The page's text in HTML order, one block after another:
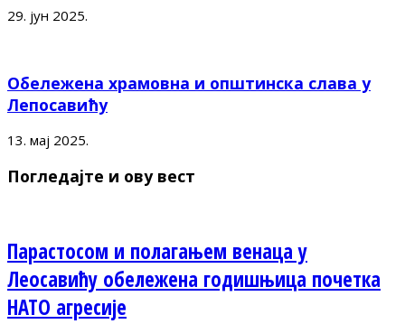
29. јун 2025.
Обележена храмовна и општинска слава у
Лепосавићу
13. мај 2025.
Погледајте и ову вест
Парастосом и полагањем венаца у
Леосавићу обележена годишњица почетка
НАТО агресије